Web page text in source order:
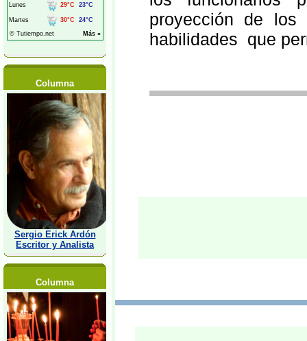
Columna
Sergio Erick Ardón
Escritor y Analista
Columna
proyección de los
habilidades que